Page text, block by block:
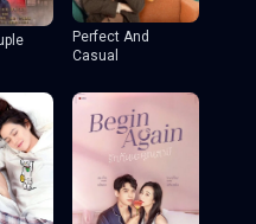
Perfect And
Casual